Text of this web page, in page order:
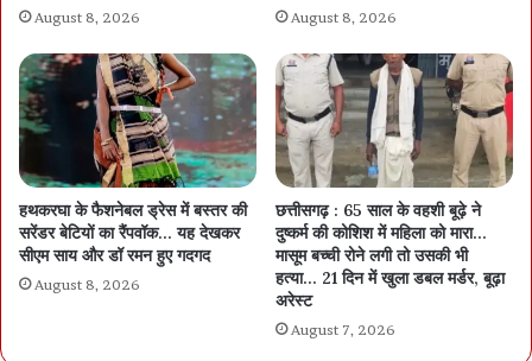
August 8, 2026 August 8, 2026
हथकरघा के फैशनेबल ड्रेस में बस्तर की
सरेंडर बेटियों का रैंपवॉक… यह देखकर
सीएम साय और डॉ रमन हुए गदगद
August 8, 2026
छत्तीसगढ़ : 65 साल के वहशी बूढ़े ने
दुष्कर्म की कोशिश में महिला को मारा…
मासूम बच्ची रोने लगी तो उसकी भी
हत्या… 21 दिन में खुला डबल मर्डर, बूढ़ा
अरेस्ट
August 7, 2026